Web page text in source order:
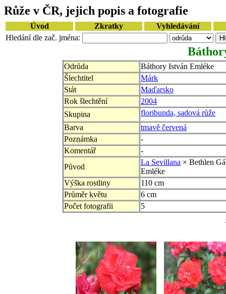
Růže v ČR, jejich popis a fotografie
Úvod Zkratky
Vyhledávání
Hledání dle zač. jména:
Odrůda
Báthory István Emléke
Šlechtitel
Márk
Stát
Maďarsko
Rok šlechtění
2004
Skupina
floribunda, sadová růže
Barva
tmavě červená
Poznámka
-
Komentář
-
Původ
La Sevillana × Bethlen
Emléke
Výška rostliny
110 cm
Průměr květu
6 cm
Počet fotografii
5